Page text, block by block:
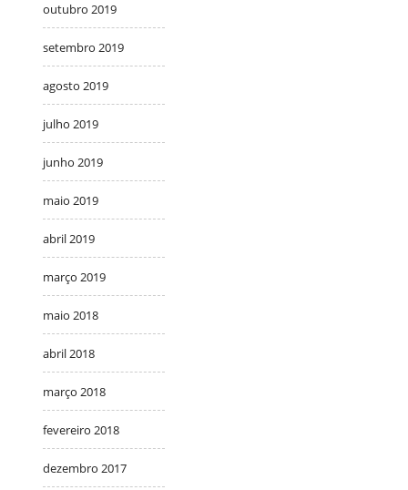
outubro 2019
setembro 2019
agosto 2019
julho 2019
junho 2019
maio 2019
abril 2019
março 2019
maio 2018
abril 2018
março 2018
fevereiro 2018
dezembro 2017